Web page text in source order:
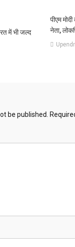
में भी जल्द
पीएम
नेता,
be published.